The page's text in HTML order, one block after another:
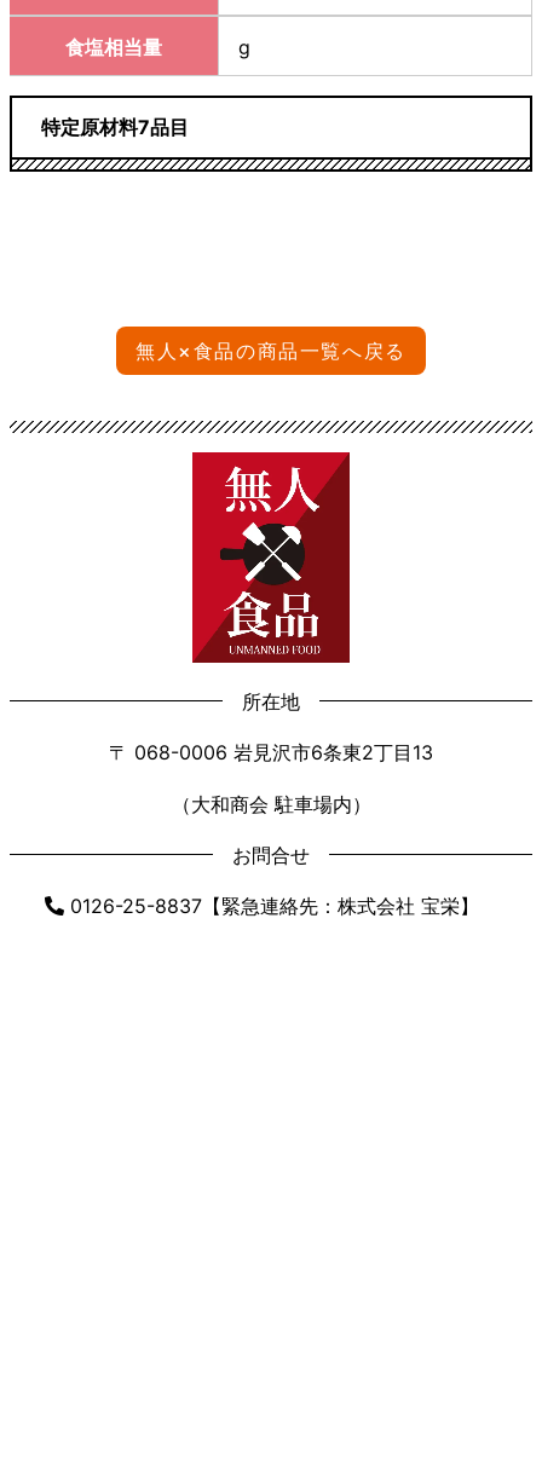
食塩相当量 g
特定原材料7品目
無人×食品の商品一覧へ戻る
所在地
〒 068-0006 岩見沢市6条東2丁目13
（大和商会 駐車場内）
お問合せ
0126-25-8837【緊急連絡先：株式会社 宝栄】